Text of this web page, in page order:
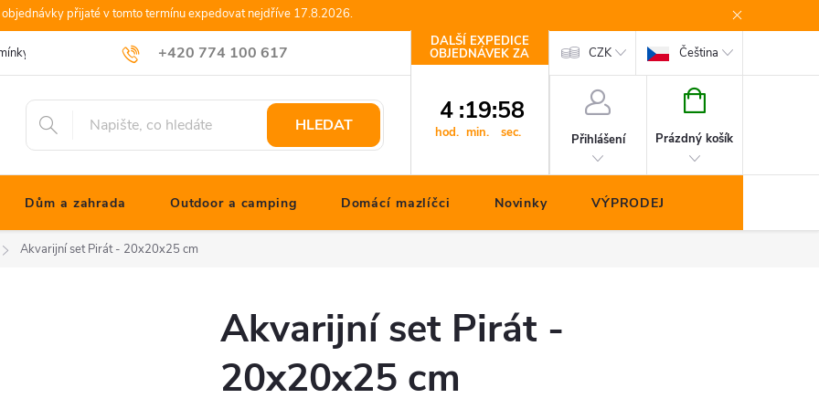
přijaté v tomto termínu expedovat nejdříve 17.8.2026.
+420 774 100 617
info@jonathanshop.cz
Podmínky ochrany osobních údajů Blog JONATHANshop.cz Kontakty CZK Čeština
HLEDAT
DALŠÍ EXPEDICE
OBJEDNÁVEK ZA
4
hod.
:19
min.
:57
sec. Přihlášení
NÁKUPNÍ
Prázdný košík
Dům a zahrada Outdoor a camping Domácí mazlíčci Novinky VÝPRODEJ
Akvarijní set Pirát - 20x20x25 cm
Akvarijní set Pirát -
20x20x25 cm